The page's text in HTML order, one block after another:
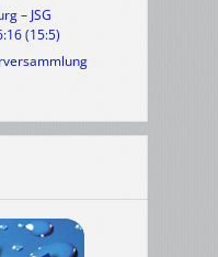
– JSG
(15:5)